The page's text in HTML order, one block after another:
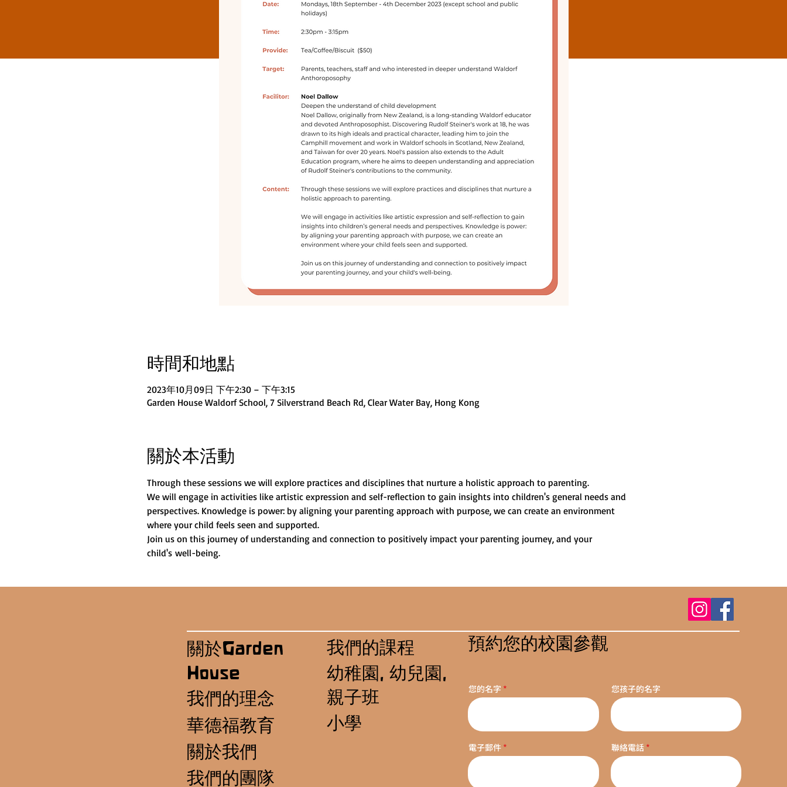
時間和地點
2023年10月09日 下午2:30 – 下午3:15
Garden House Waldorf School, 7 Silverstrand Beach Rd, Clear Water Bay, Hong Kong
關於本活動
Through these sessions we will explore practices and disciplines that nurture a holistic approach to parenting.
We will engage in activities like artistic expression and self-reflection to gain insights into children's general needs and
perspectives. Knowledge is power: by aligning your parenting approach with purpose, we can create an environment
where your child feels seen and supported.
Join us on this journey of understanding and connection to positively impact your parenting journey, and your
child's well-being.
預約您的校園參觀
您的名字 您孩子的名字
電子郵件 聯絡電話
關於Garden
House
我們的理念
華德福教育
關於我們
我們的團隊
我們的課程
幼稚園, 幼兒園,
親子班
小學